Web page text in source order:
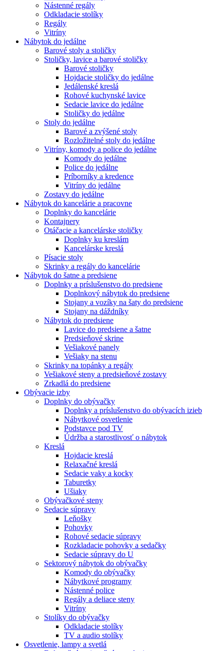
Nástenné regály
Odkladacie stolíky
Regály
Vitríny
Nábytok do jedálne
Barové stoly a stoličky
Stoličky, lavice a barové stoličky
Barové stoličky
Hojdacie stoličky do jedálne
Jedálenské kreslá
Rohové kuchynské lavice
Sedacie lavice do jedálne
Stoličky do jedálne
Stoly do jedálne
Barové a zvýšené stoly
Rozložitelné stoly do jedálne
Vitríny, komody a police do jedálne
Komody do jedálne
Police do jedálne
Príborníky a kredence
Vitríny do jedálne
Zostavy do jedálne
Nábytok do kancelárie a pracovne
Doplnky do kancelárie
Kontajnery
Otáčacie a kancelárske stoličky
Doplnky ku kreslám
Kancelárske kreslá
Písacie stoly
Skrinky a regály do kancelárie
Nábytok do šatne a predsiene
Doplnky a príslušenstvo do predsiene
Doplnkový nábytok do predsiene
Stojany a vozíky na šaty do predsiene
Stojany na dáždníky
Nábytok do predsiene
Lavice do predsiene a šatne
Predsieňové skrine
Vešiakové panely
Vešiaky na stenu
Skrinky na topánky a regály
Vešiakové steny a predsieňové zostavy
Zrkadlá do predsiene
Obývacie izby
Doplnky do obývačky
Doplnky a príslušenstvo do obývacích izieb
Nábytkové osvetlenie
Podstavce pod TV
Údržba a starostlivosť o nábytok
Kreslá
Hojdacie kreslá
Relaxačné kreslá
Sedacie vaky a kocky
Taburetky
Ušiaky
Obývačkové steny
Sedacie súpravy
Leňošky
Pohovky
Rohové sedacie súpravy
Rozkladacie pohovky a sedačky
Sedacie súpravy do U
Sektorový nábytok do obývačky
Komody do obývačky
Nábytkové programy
Nástenné police
Regály a deliace steny
Vitríny
Stolíky do obývačky
Odkladacie stolíky
TV a audio stolíky
Osvetlenie, lampy a svetlá